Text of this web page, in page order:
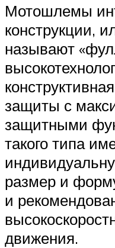
Мотошлемы
конструкции,
называют
защиты с
защитными
такого типа
размер и
и
движения.